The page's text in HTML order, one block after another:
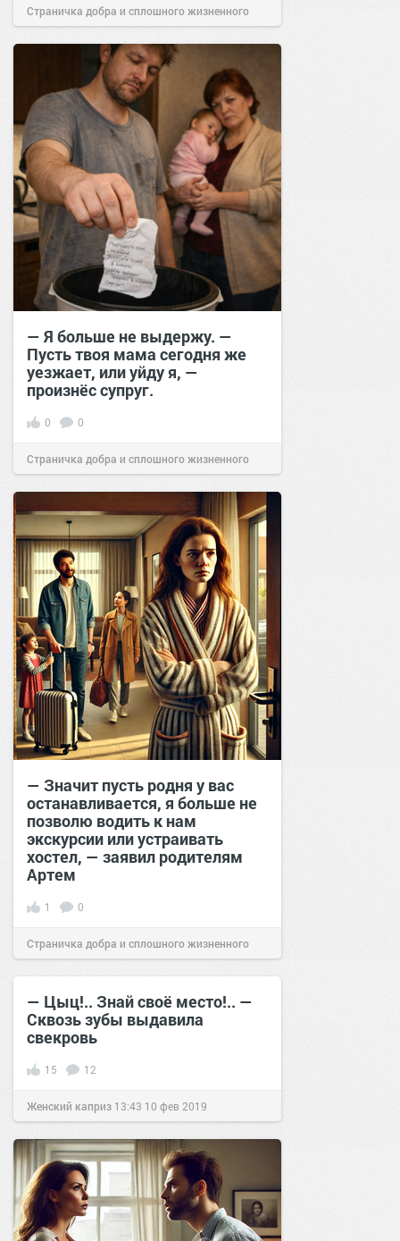
Страничка добра и сплошного жизненного
позитива!00:2015 сен 2025
— Я больше не выдержу. —
Пусть твоя мама сегодня же
уезжает, или уйду я, —
произнёс супруг.
0 0
Страничка добра и сплошного жизненного
позитива!12:3923 мар 2026
— Значит пусть родня у вас
останавливается, я больше не
позволю водить к нам
экскурсии или устраивать
хостел, — заявил родителям
Артем
1 0
Страничка добра и сплошного жизненного
позитива! 18:20 04 фев 2025
— Цыц!.. Знай своё место!.. —
Сквозь зубы выдавила
свекровь
15 12
Женский каприз 13:43 10 фев 2019